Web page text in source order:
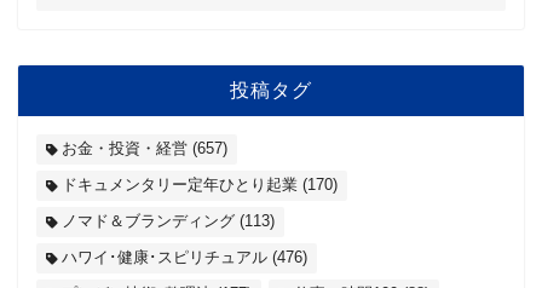
投稿タグ
お金・投資・経営 (657)
ドキュメンタリー定年ひとり起業 (170)
ノマド＆ブランディング (113)
ハワイ･健康･スピリチュアル (476)